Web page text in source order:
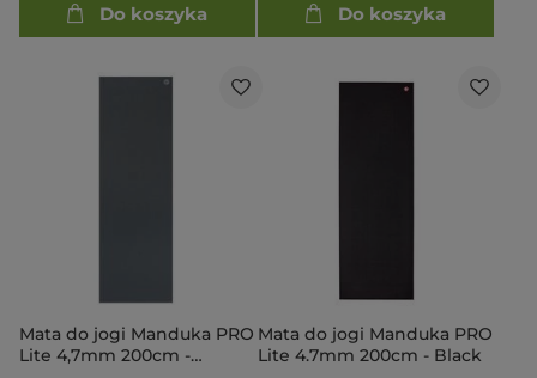
Do koszyka Do koszyka
Mata do jogi Manduka PRO
Lite 4,7mm 200cm -
Mata do jogi Manduka PRO
Lite 4.7mm 200cm - Black